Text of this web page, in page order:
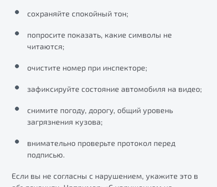
сохраняйте спокойный тон;
попросите показать, какие символы не
читаются;
очистите номер при инспекторе;
зафиксируйте состояние автомобиля на видео;
снимите погоду, дорогу, общий уровень
загрязнения кузова;
внимательно проверьте протокол перед
подписью.
Если вы не согласны с нарушением, укажите это в